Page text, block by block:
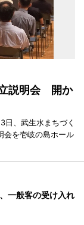
説明会 開か
日、武生水まちづく
会を壱岐の島ホール
一般客の受け入れ